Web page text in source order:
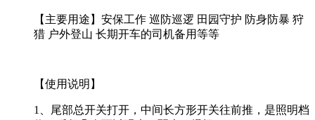
【主要用途】安保工作 巡防巡逻 田园守护 防身防暴 狩
猎 户外登山 长期开车的司机备用等等
【使用说明】
1、尾部总开关打开，中间长方形开关往前推，是照明档